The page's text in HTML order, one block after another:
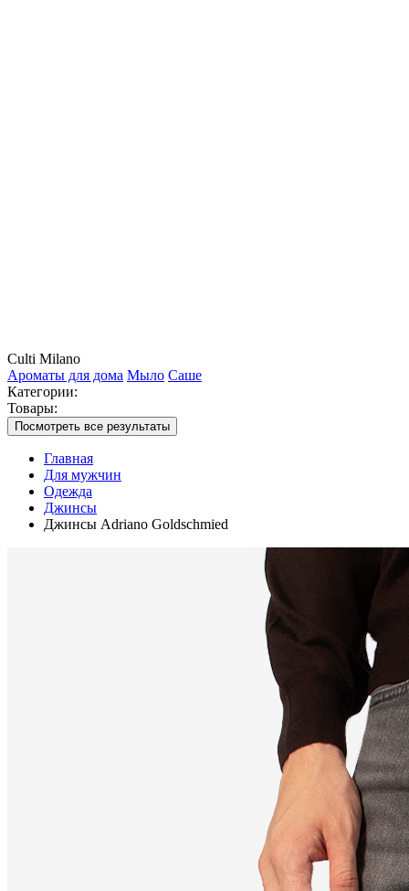
Culti Milano
Ароматы для дома Мыло Саше
Категории:
Товары:
Посмотреть все результаты
Главная
Для мужчин
Одежда
Джинсы
Джинсы Adriano Goldschmied